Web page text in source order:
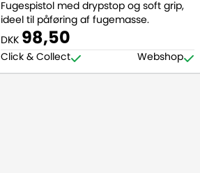
Fugespistol med drypstop og soft grip,
ideel til påføring af fugemasse.
DKK 98,50
Click & Collect Webshop